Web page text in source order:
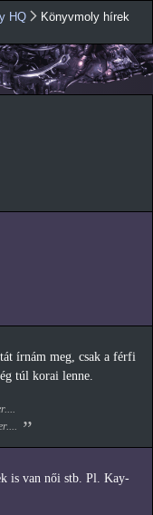
HQ
Könyvmoly hírek
írnám meg, csak a férfi
túl korai lenne.
is van női stb. Pl. Kay-